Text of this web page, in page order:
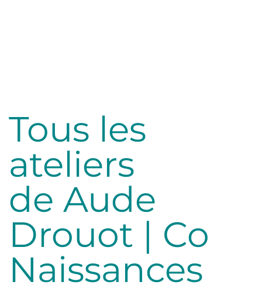
Tous les
ateliers
de Aude
Drouot | Co
Naissances